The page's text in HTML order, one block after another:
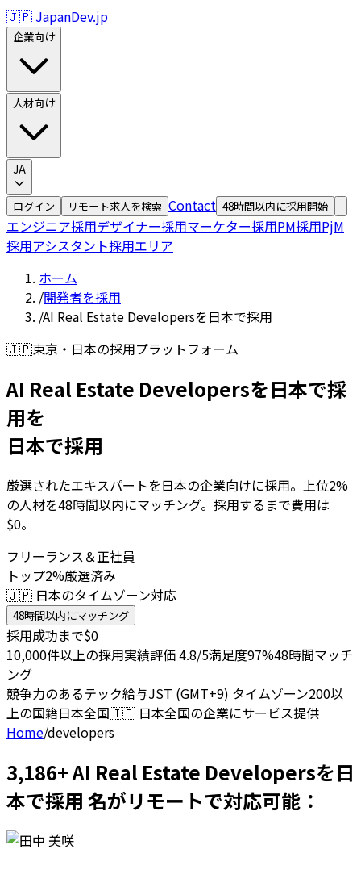
🇯🇵 JapanDev.jp
企業向け
人材向け
JA
ログイン リモート求人を検索 Contact 48時間以内に採用開始
エンジニア採用デザイナー採用マーケター採用PM採用PjM
採用アシスタント採用エリア
ホーム
/開発者を採用
/AI Real Estate Developersを日本で採用
🇯🇵東京・日本の採用プラットフォーム
AI Real Estate Developersを日本で採
用を
日本で採用
厳選されたエキスパートを日本の企業向けに採用。上位2%
の人材を48時間以内にマッチング。採用するまで費用は
$0。
フリーランス＆正社員
トップ2%厳選済み
🇯🇵 日本のタイムゾーン対応
48時間以内にマッチング
採用成功まで$0
10,000件以上の採用実績評価 4.8/5満足度97%48時間マッチ
ング
競争力のあるテック給与JST (GMT+9) タイムゾーン200以
上の国籍日本全国🇯🇵 日本全国の企業にサービス提供
Home/developers
3,186+ AI Real Estate Developersを日
本で採用 名がリモートで対応可能：